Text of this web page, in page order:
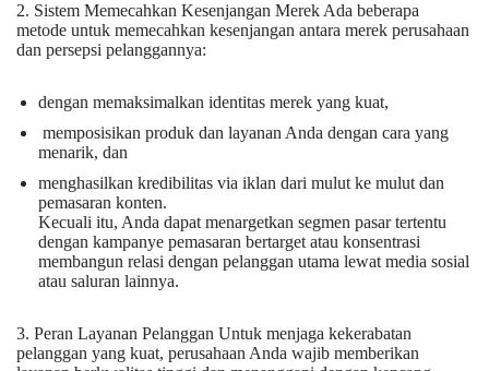
2. Sistem Memecahkan Kesenjangan Merek Ada beberapa
metode untuk memecahkan kesenjangan antara merek perusahaan
dan persepsi pelanggannya:
dengan memaksimalkan identitas merek yang kuat,
memposisikan produk dan layanan Anda dengan cara yang
menarik, dan
menghasilkan kredibilitas via iklan dari mulut ke mulut dan
pemasaran konten.
Kecuali itu, Anda dapat menargetkan segmen pasar tertentu
dengan kampanye pemasaran bertarget atau konsentrasi
membangun relasi dengan pelanggan utama lewat media sosial
atau saluran lainnya.
3. Peran Layanan Pelanggan Untuk menjaga kekerabatan
pelanggan yang kuat, perusahaan Anda wajib memberikan